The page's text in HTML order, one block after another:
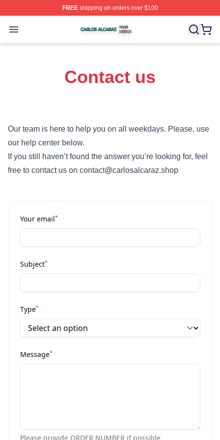
FREEshipping on orders over $100
Open menu
Carlos Alcaraz Shop ⚡️ Officially Licensed Carlos
Contact us
Our team is here to help you on all weekdays. Please, use
our help center below.
If you still haven’t found the answer you’re looking for, feel
free to contact us on contact@carlosalcaraz.shop